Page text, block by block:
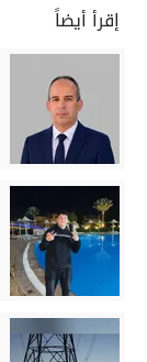
إقرأ أيضاً